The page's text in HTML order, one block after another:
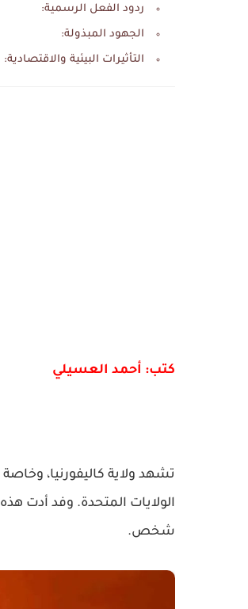
ردود الفعل الرسمية:
الجهود المبذولة:
التأثيرات البيئية والاقتصادية:
كتب: أحمد العسيلي
تشهد ولاية كاليفورنيا، وخاصة
شخص.